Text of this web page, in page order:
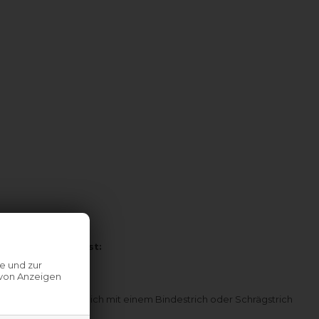
und zur
Anzeigen
zu finden ist:
die gelegentlich mit einem Bindestrich oder Schrägstrich